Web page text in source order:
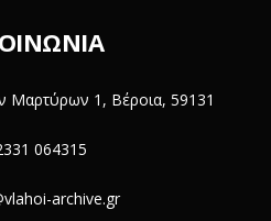
Μαρτύρων 1, Βέροια, 59131
064315
archive.gr